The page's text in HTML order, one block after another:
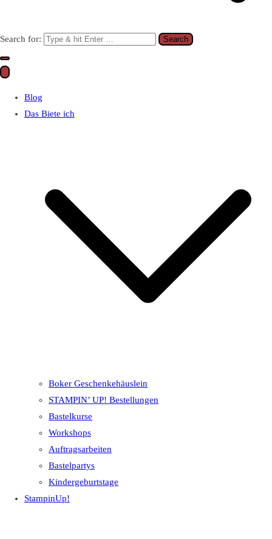
Search for:
Blog
Das Biete ich
Boker Geschenkehäuslein
STAMPIN’ UP! Bestellungen
Bastelkurse
Workshops
Auftragsarbeiten
Bastelpartys
Kindergeburtstage
StampinUp!